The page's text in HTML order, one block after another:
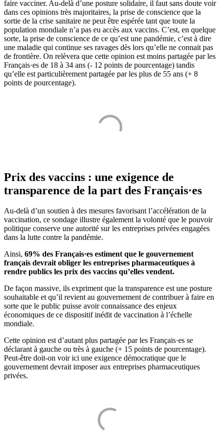
faire vacciner. Au-delà d’une posture solidaire, il faut sans doute voir
dans ces opinions très majoritaires, la prise de conscience que la
sortie de la crise sanitaire ne peut être espérée tant que toute la
population mondiale n’a pas eu accès aux vaccins. C’est, en quelque
sorte, la prise de conscience de ce qu’est une pandémie, c’est à dire
une maladie qui continue ses ravages dès lors qu’elle ne connait pas
de frontière. On relèvera que cette opinion est moins partagée par les
Français·es de 18 à 34 ans (- 12 points de pourcentage) tandis
qu’elle est particulièrement partagée par les plus de 55 ans (+ 8
points de pourcentage).
Prix des vaccins : une exigence de
transparence de la part des Français·es
Au-delà d’un soutien à des mesures favorisant l’accélération de la
vaccination, ce sondage illustre également la volonté que le pouvoir
politique conserve une autorité sur les entreprises privées engagées
dans la lutte contre la pandémie.
Ainsi, 69% des Français·es estiment que le gouvernement
français devrait obliger les entreprises pharmaceutiques à
rendre publics les prix des vaccins qu’elles vendent.
De façon massive, ils expriment que la transparence est une posture
souhaitable et qu’il revient au gouvernement de contribuer à faire en
sorte que le public puisse avoir connaissance des enjeux
économiques de ce dispositif inédit de vaccination à l’échelle
mondiale.
Cette opinion est d’autant plus partagée par les Français·es se
déclarant à gauche ou très à gauche (+ 15 points de pourcentage).
Peut-être doit-on voir ici une exigence démocratique que le
gouvernement devrait imposer aux entreprises pharmaceutiques
privées.